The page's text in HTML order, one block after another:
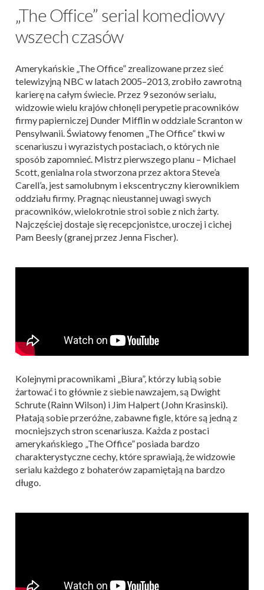
„The Office” serial komediowy
wszech czasów
Amerykańskie „The Office” zrealizowane przez sieć
telewizyjną NBC w latach 2005–2013, zrobiło zawrotną
karierę na całym świecie. Przez 9 sezonów serialu,
widzowie wielu krajów chłonęli perypetie pracowników
firmy papierniczej Dunder Mifflin w oddziale Scranton w
Pensylwanii. Światowy fenomen „The Office” tkwi w
scenariuszu i wyrazistych postaciach, o których nie
sposób zapomnieć. Mistrz pierwszego planu – Michael
Scott, genialna rola stworzona przez aktora Steve’a
Carell’a, jest samolubnym i ekscentryczny kierownikiem
oddziału firmy. Pragnąc nieustannej uwagi swych
pracowników, wielokrotnie stroi sobie z nich żarty.
Najczęściej dostaje się recepcjonistce, uroczej i cichej
Pam Beesly (granej przez Jenna Fischer).
Kolejnymi pracownikami „Biura”, którzy lubią sobie
żartować i to głównie z siebie nawzajem, są Dwight
Schrute (Rainn Wilson) i Jim Halpert (John Krasinski).
Płatają sobie przeróżne, zabawne figle, które są jedną z
mocniejszych stron scenariusza. Każda z postaci
amerykańskiego „The Office” posiada bardzo
charakterystyczne cechy, które sprawiają, że widzowie
serialu każdego z bohaterów zapamiętają na bardzo
długo.